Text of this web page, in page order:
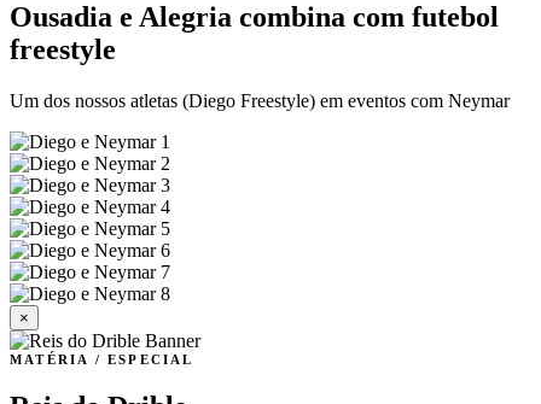
Ousadia e Alegria combina com futebol
freestyle
Um dos nossos atletas (Diego Freestyle) em eventos com Neymar
×
MATÉRIA / ESPECIAL